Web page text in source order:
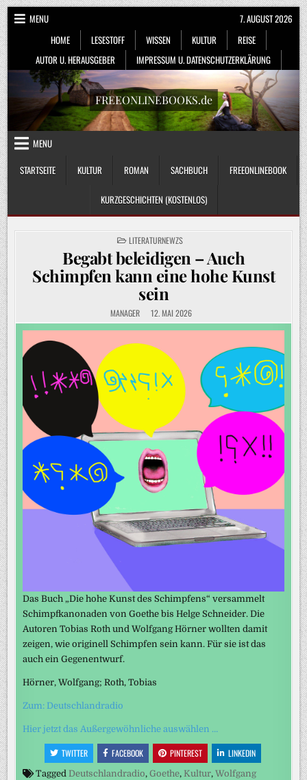
Skip
to
content
MENU
HOME
LESESTOFF WISSEN KULTUR
REISE
AUTOR U. HERAUSGEBER
IMPRESSUM U. DATENSCHUTZERKLÄRUNG
7. AUGUST 2026
FREEONLINEBOOKS.de
MENU
STARTSEITE
KULTUR ROMAN SACHBUCH FREEONLINEBOOK
KURZGESCHICHTEN (KOSTENLOS)
POSTED
IN
LITERATURNEWZS
Begabt beleidigen – Auch
Schimpfen kann eine hohe Kunst
sein
MANAGER 12. MAI 2026
Das Buch „Die hohe Kunst des Schimpfens“ versammelt
Schimpfkanonaden von Goethe bis Helge Schneider. Die
Autoren Tobias Roth und Wolfgang Hörner wollten damit
zeigen, wie originell Schimpfen sein kann. Für sie ist das
auch ein Gegenentwurf.
Hörner, Wolfgang; Roth, Tobias
Zum: Deutschlandradio
Hier jetzt das Außergewöhnliche auswählen …
TWITTER FACEBOOK PINTEREST LINKEDIN
TaggedDeutschlandradio,Goethe,Kultur,Wolfgang